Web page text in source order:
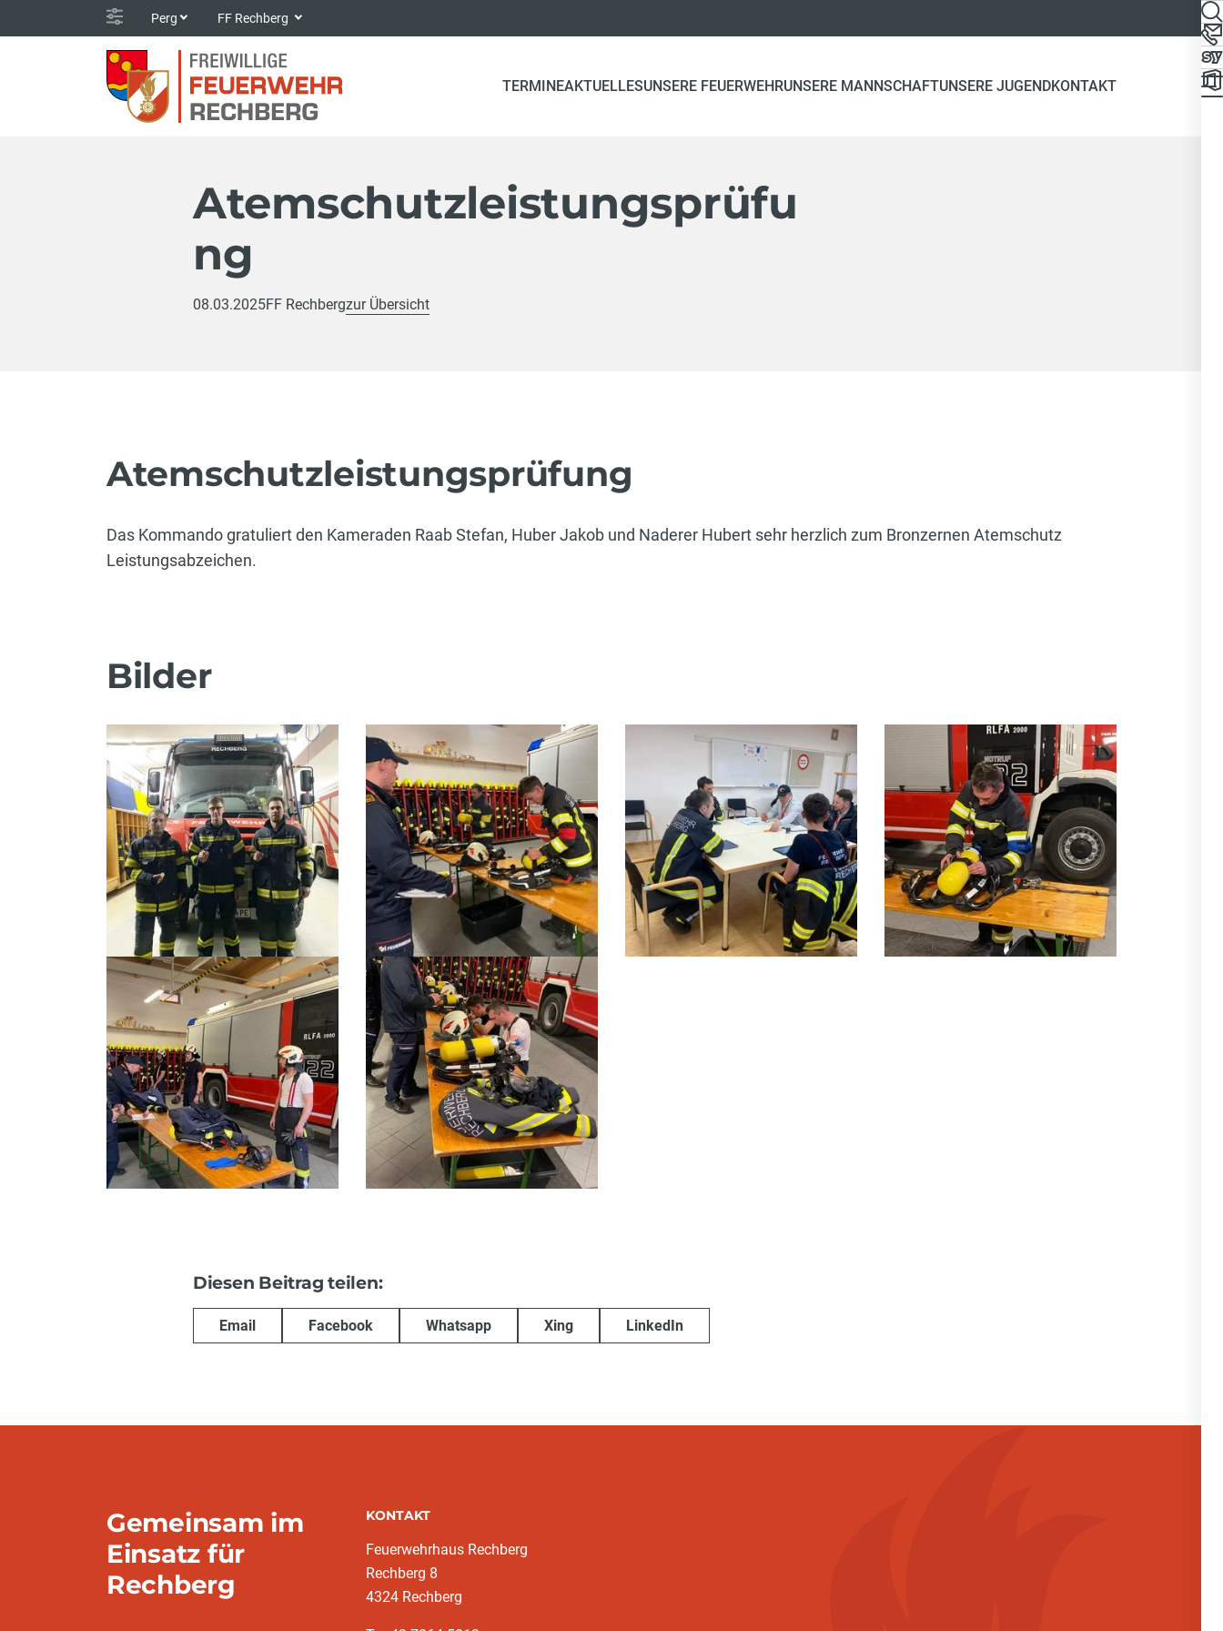
Perg FF Rechberg
TERMINEAKTUELLESUNSERE FEUERWEHRUNSERE MANNSCHAFTUNSERE JUGENDKONTAKT
Atemschutzleistungsprüfu
ng
08.03.2025FF Rechbergzur Übersicht
Atemschutzleistungsprüfung
Das Kommando gratuliert den Kameraden Raab Stefan, Huber Jakob und Naderer Hubert sehr herzlich zum Bronzernen Atemschutz
Leistungsabzeichen.
Bilder
Diesen Beitrag teilen:
Email Facebook Whatsapp Xing LinkedIn
Gemeinsam im
Einsatz für
Rechberg
KONTAKT
Feuerwehrhaus Rechberg
Rechberg 8
4324 Rechberg